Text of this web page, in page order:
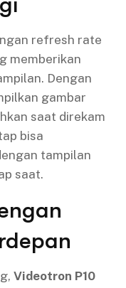
refresh rate
memberikan
Dengan
gambar
saat direkam
bisa
tampilan
saat.
Videotron P10